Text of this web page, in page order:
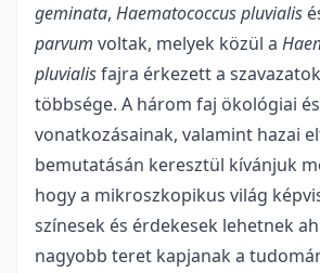
geminata, Haematococcus pluvialis
parvum voltak, melyek közül a
pluvialisfajra érkezett a
többsége. A három faj ökológiai
vonatkozásainak, valamint hazai
bemutatásán keresztül kívánjuk
hogy a mikroszkopikus világ
színesek és érdekesek lehetnek
nagyobb teret kapjanak a